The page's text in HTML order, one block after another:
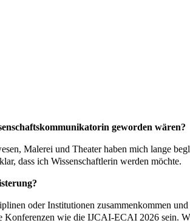
geworden wären?
Malerei und Theater haben mich lange
dass ich Wissenschaftlerin werden möchte.
oder Institutionen zusammenkommen
wie die IJCAI-ECAI 2026 sein.